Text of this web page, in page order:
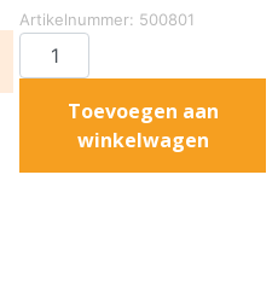
Artikelnummer: 500801
Toevoegen aan
winkelwagen